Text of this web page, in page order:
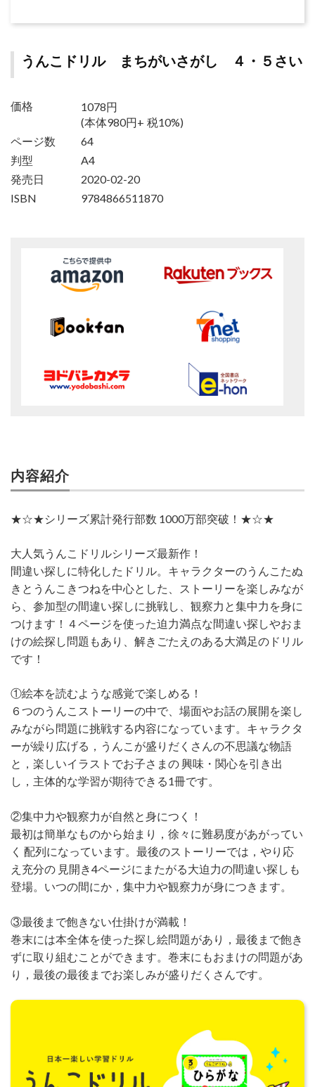
うんこドリル まちがいさがし ４・５さい
価格
1078円
(本体980円+ 税10%)
ページ数
64
判型
A4
発売日
2020-02-20
ISBN
9784866511870
内容紹介
★☆★シリーズ累計発行部数 1000万部突破！★☆★
大人気うんこドリルシリーズ最新作！
間違い探しに特化したドリル。キャラクターのうんこたぬ
きとうんこきつねを中心とした、ストーリーを楽しみなが
ら、参加型の間違い探しに挑戦し、観察力と集中力を身に
つけます！４ページを使った迫力満点な間違い探しやおま
けの絵探し問題もあり、解きごたえのある大満足のドリル
です！
①絵本を読むような感覚で楽しめる！
６つのうんこストーリーの中で、場面やお話の展開を楽し
みながら問題に挑戦する内容になっています。キャラクタ
ーが繰り広げる，うんこが盛りだくさんの不思議な物語
と，楽しいイラストでお子さまの 興味・関心を引き出
し，主体的な学習が期待できる1冊です。
②集中力や観察力が自然と身につく！
最初は簡単なものから始まり，徐々に難易度があがってい
く 配列になっています。最後のストーリーでは，やり応
え充分の 見開き4ページにまたがる大迫力の間違い探しも
登場。いつの間にか，集中力や観察力が身につきます。
③最後まで飽きない仕掛けが満載！
巻末には本全体を使った探し絵問題があり，最後まで飽き
ずに取り組むことができます。巻末にもおまけの問題があ
り，最後の最後までお楽しみが盛りだくさんです。